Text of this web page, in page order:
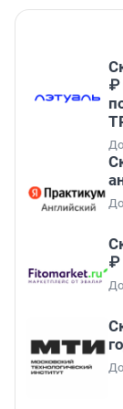
₽
До
До
₽
До
До